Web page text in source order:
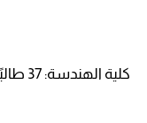
كلية الهندسة: 37 طالبًا